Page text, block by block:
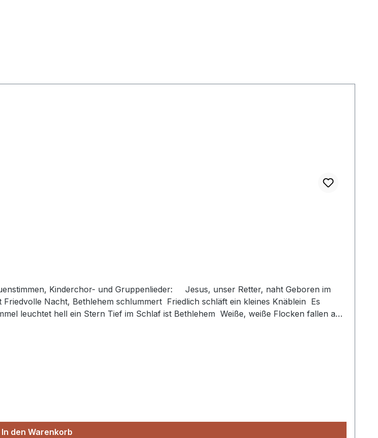
und Gruppenlieder: Jesus, unser Retter, naht Geboren im
In den Warenkorb